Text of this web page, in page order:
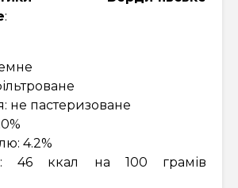
:
не пастеризоване
4.2%
46 ккал на 100 грамів